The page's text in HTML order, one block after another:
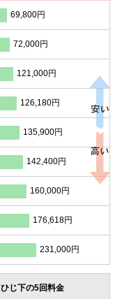
69,800円
72,000円
121,000円
126,180円
135,900円
142,400円
160,000円
176,618円
231,000円
ひじ下の5回料金